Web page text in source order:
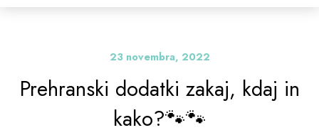
23 novembra, 2022
Prehranski dodatki zakaj, kdaj in
kako?🐾🐾